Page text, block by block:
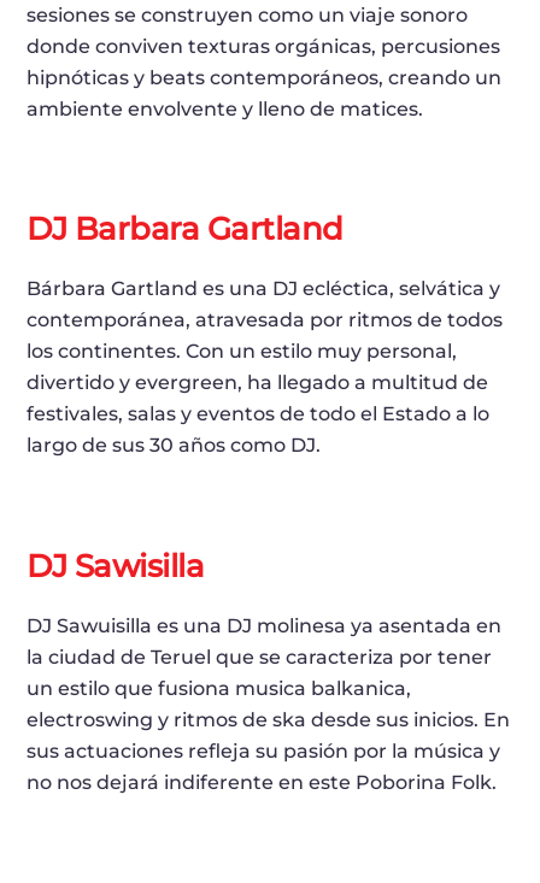
sesiones se construyen como un viaje sonoro
donde conviven texturas orgánicas, percusiones
hipnóticas y beats contemporáneos, creando un
ambiente envolvente y lleno de matices.
DJ Barbara Gartland
Bárbara Gartland es una DJ ecléctica, selvática y
contemporánea, atravesada por ritmos de todos
los continentes. Con un estilo muy personal,
divertido y evergreen, ha llegado a multitud de
festivales, salas y eventos de todo el Estado a lo
largo de sus 30 años como DJ.
DJ Sawisilla
DJ Sawuisilla es una DJ molinesa ya asentada en
la ciudad de Teruel que se caracteriza por tener
un estilo que fusiona musica balkanica,
electroswing y ritmos de ska desde sus inicios. En
sus actuaciones refleja su pasión por la música y
no nos dejará indiferente en este Poborina Folk.